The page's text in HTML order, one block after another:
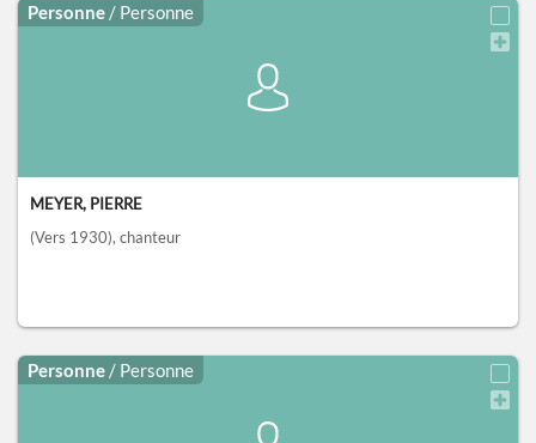
Personne / Personne
MEYER, PIERRE
(Vers 1930), chanteur
Personne / Personne